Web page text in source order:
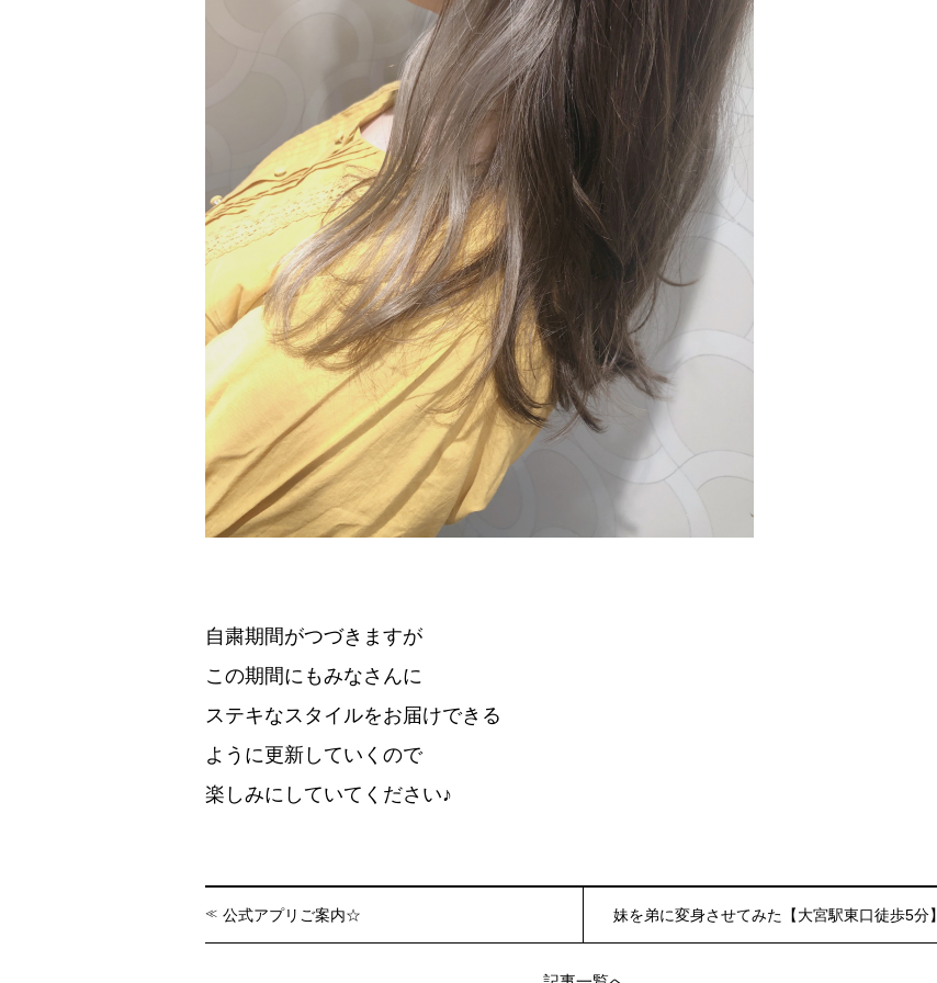
自粛期間がつづきますが
この期間にもみなさんに
ステキなスタイルをお届けできる
ように更新していくので
楽しみにしていてください♪
公式アプリご案内☆ 妹を弟に変身させてみた【大宮駅東口徒歩5分】